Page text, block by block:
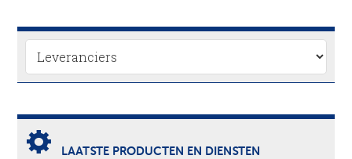
LAATSTE PRODUCTEN EN DIENSTEN